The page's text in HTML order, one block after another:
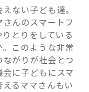
ない子ども達。
んのスマートフ
とりをしている
このような非常
がりが社会とつ
に子どもにスマ
るママさんもい